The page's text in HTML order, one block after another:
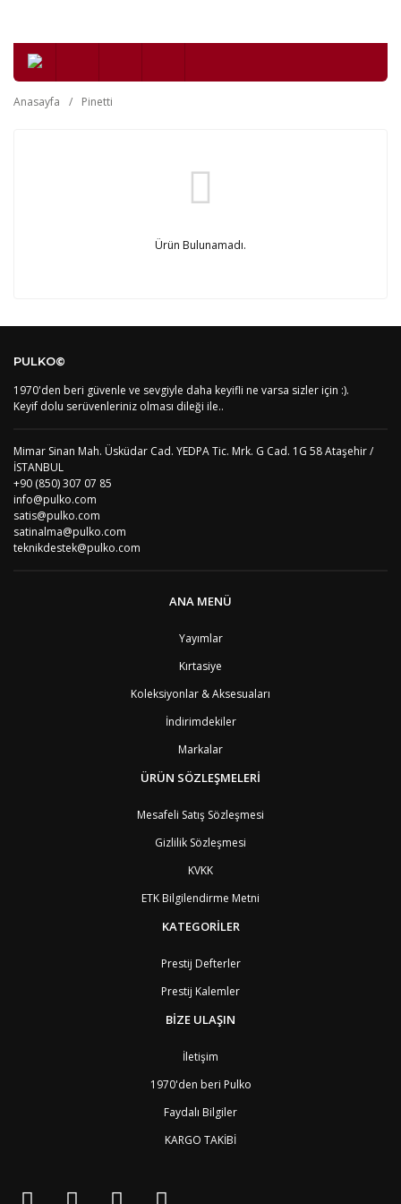
Anasayfa Pinetti
Ürün Bulunamadı.
PULKO©
1970'den beri güvenle ve sevgiyle daha keyifli ne varsa sizler için :).
Keyif dolu serüvenleriniz olması dileği ile..
Mimar Sinan Mah. Üsküdar Cad. YEDPA Tic. Mrk. G Cad. 1G 58 Ataşehir /
İSTANBUL
+90 (850) 307 07 85
info@pulko.com
satis@pulko.com
satinalma@pulko.com
teknikdestek@pulko.com
ANA MENÜ
Yayımlar
Kırtasiye
Koleksiyonlar & Aksesuaları
İndirimdekiler
Markalar
ÜRÜN SÖZLEŞMELERİ
Mesafeli Satış Sözleşmesi
Gizlilik Sözleşmesi
KVKK
ETK Bilgilendirme Metni
KATEGORİLER
Prestij Defterler
Prestij Kalemler
BİZE ULAŞIN
İletişim
1970'den beri Pulko
Faydalı Bilgiler
KARGO TAKİBİ